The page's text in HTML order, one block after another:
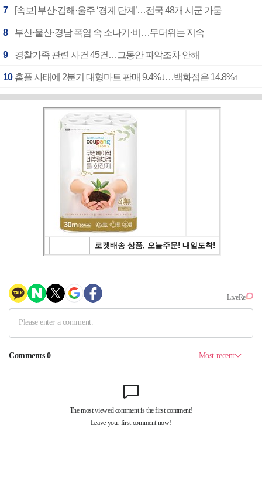
7 [속보] 부산·김해·울주 ‘경계 단계’…전국 48개 시군 가뭄
8 부산·울산·경남 폭염 속 소나기·비…무더위는 지속
9 경찰가족 관련 사건 45건…그동안 파악조차 안해
10 홈플 사태에 2분기 대형마트 판매 9.4%↓…백화점은 14.8%↑